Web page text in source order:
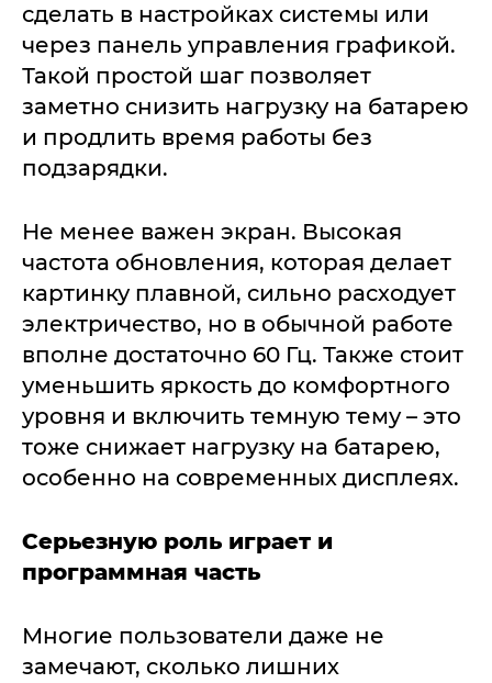
сделать в настройках системы или
через панель управления графикой.
Такой простой шаг позволяет
заметно снизить нагрузку на батарею
и продлить время работы без
подзарядки.
Не менее важен экран. Высокая
частота обновления, которая делает
картинку плавной, сильно расходует
электричество, но в обычной работе
вполне достаточно 60 Гц. Также стоит
уменьшить яркость до комфортного
уровня и включить темную тему – это
тоже снижает нагрузку на батарею,
особенно на современных дисплеях.
Серьезную роль играет и
программная часть
Многие пользователи даже не
замечают, сколько лишних